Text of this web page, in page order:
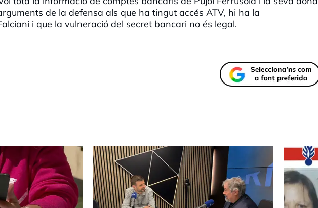
de la defensa als que ha tingut accés ATV, hi ha la
i que la vulneració del secret bancari no és legal.